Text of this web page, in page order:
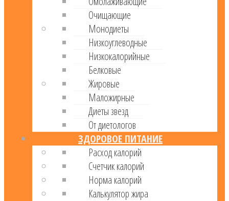
Очищающие
Монодиеты
Низкоуглеводные
Низкокалорийные
Белковые
Жировые
Маложирные
Диеты звезд
От диетологов
ЗДОРОВОЕ ПИТАНИЕ
Расход калорий
Cчетчик калорий
Норма калорий
Калькулятор жира